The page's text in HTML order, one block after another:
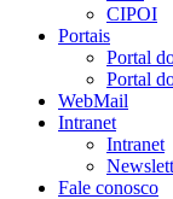
CIPOI
Portais
Portal
Portal
WebMail
Intranet
Intranet
Fale conosco